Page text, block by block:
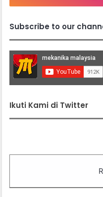
Subscribe to our
Ikuti Kami di Twitter